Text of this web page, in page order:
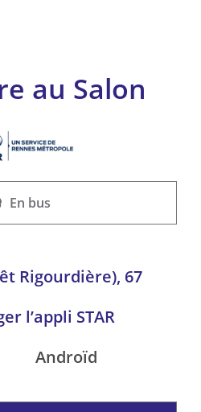
au Salon
En bus
Rigourdière), 67
l’appli STAR
Androïd